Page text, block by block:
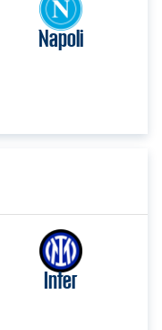
Napoli
Inter